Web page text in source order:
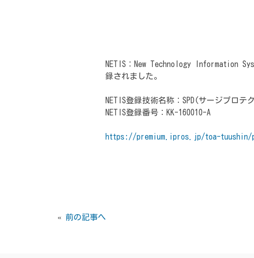
NETIS：New Technology Information
録されました。
NETIS登録技術名称：SPD(サージプロ
NETIS登録番号：KK-160010-A
https://premium.ipros.jp/toa-tuushin/
« 前の記事へ